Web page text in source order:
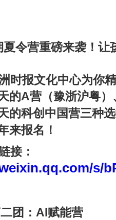
令营重磅来袭！让
时报文化中心为你
的A营（豫浙沪粤
的科创中国营三种
来报名！
接：
s/
团：AI赋能营